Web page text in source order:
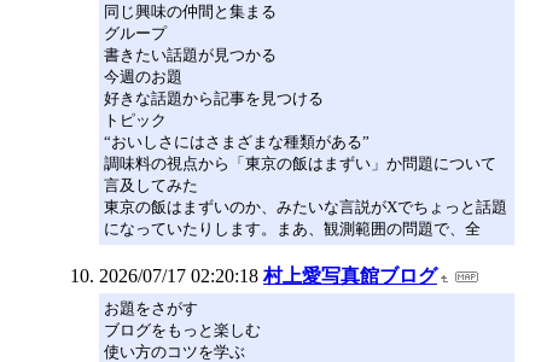
同じ興味の仲間と集まる
グループ
書きたい話題が見つかる
今週のお題
好きな話題から記事を見つける
トピック
“おいしさにはさまざまな種類がある”
調味料の視点から「東京の飯はまずい」か問題について
言及してみた
東京の飯はまずいのか、みたいな言説がXでちょっと話題
になっていたりします。まあ、観測範囲の問題で、全
2026/07/17 02:20:18 村上愛写真館ブログ
お題をさがす
ブログをもっと楽しむ
使い方のコツを学ぶ